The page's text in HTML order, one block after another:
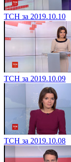
ТСН за 2019.10.10
ТСН за 2019.10.09
ТСН за 2019.10.08